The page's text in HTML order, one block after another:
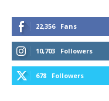
22,356 Fans
10,703 Followers
678 Followers